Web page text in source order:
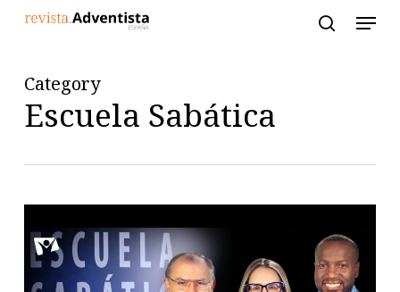
contentCategory
Escuela Sabática